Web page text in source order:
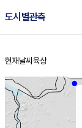
도시별관측
홈
현재날씨 육상